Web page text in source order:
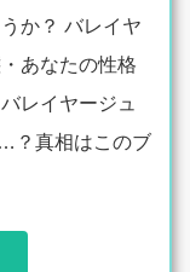
か？ バレイヤ
あなたの性格
レイヤージュ
？真相はこのブ